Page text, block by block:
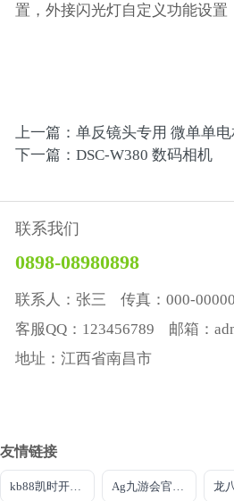
置，外接闪光灯自定义功能设置
上一篇：单反镜头专用 微单单
下一篇：DSC-W380 数码相机
联系我们
0898-08980898
联系人：张三 传真：000-
客服QQ：123456789 邮箱：
地址：江西省南昌市
友情链接
kb88凯时开户首页 Ag九游会官方首页